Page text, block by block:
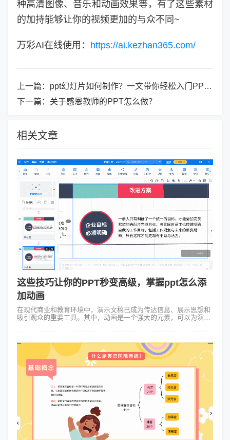
种高清图像、音乐和动画效果等，有了这些素材
的加持能够让你的视频更加的与众不同~
万彩AI在线使用： https://ai.kezhan365.com/
上一篇： ppt幻灯片如何制作？一文带你轻松入门PPT！
下一篇： 关于感恩教师的PPT怎么做？
相关文章
这些技巧让你的PPT秒变高级，掌握ppt怎么添
加动画
在现代商业和教育环境中，演示文稿已成为传达信息、展示思想和
吸引观众的重要工具。其中，动画是一个强大的元素，可以为演示